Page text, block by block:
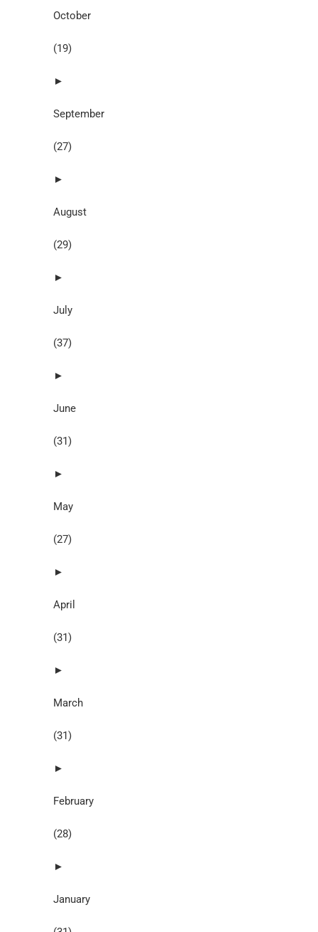
October
(19)
►
September
(27)
►
August
(29)
►
July
(37)
►
June
(31)
►
May
(27)
►
April
(31)
►
March
(31)
►
February
(28)
►
January